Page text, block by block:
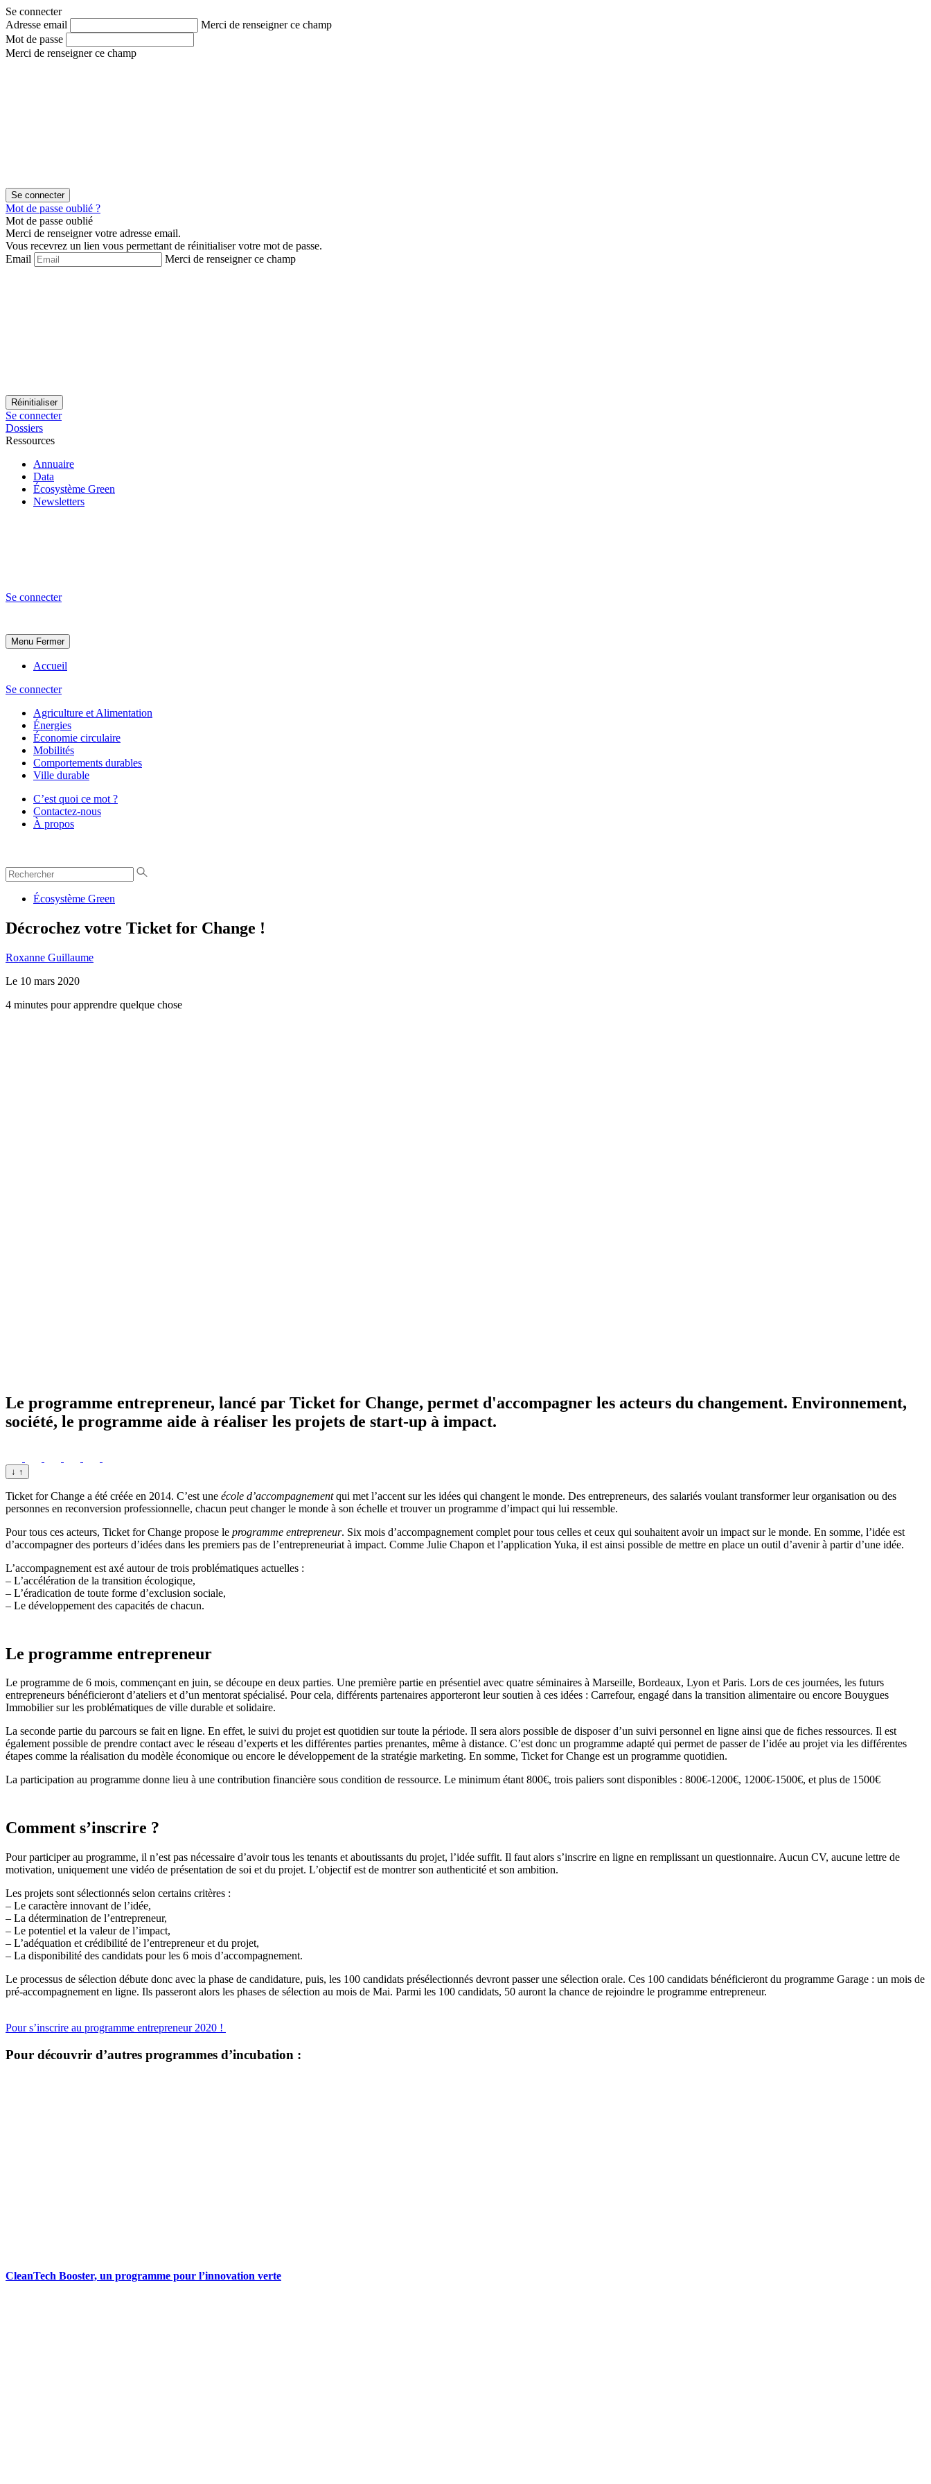
Aller
au
contenu
Aller
au
menu
Se connecter
Adresse email
Merci de renseigner ce champ
Mot de passe
Merci de renseigner ce champ
Mot de passe oublié ?
Mot de passe oublié
Merci de renseigner votre adresse email.
Vous recevrez un lien vous permettant de réinitialiser votre mot de passe.
Email
Merci de renseigner ce champ
Se connecter
Dossiers
Ressources
Annuaire
Data
Écosystème Green
Newsletters
Se connecter
Menu Fermer
Accueil
Se connecter
Agriculture et Alimentation
Énergies
Économie circulaire
Mobilités
Comportements durables
Ville durable
C’est quoi ce mot ?
Contactez-nous
À propos
Écosystème Green
Décrochez votre Ticket for Change !
Roxanne Guillaume
Le 10 mars 2020
4 minutes pour apprendre quelque chose
Le programme entrepreneur, lancé par Ticket for Change, permet d'accompagner les acteurs du changement. Environnement,
société, le programme aide à réaliser les projets de start-up à impact.
↓ ↑
Ticket for Change a été créée en 2014. C’est une école d’accompagnementqui met l’accent sur les idées qui changent le monde. Des entrepreneurs, des salariés voulant transformer leur organisation ou des
personnes en reconversion professionnelle, chacun peut changer le monde à son échelle et trouver un programme d’impact qui lui ressemble.
Pour tous ces acteurs, Ticket for Change propose le programme entrepreneur. Six mois d’accompagnement complet pour tous celles et ceux qui souhaitent avoir un impact sur le monde. En somme, l’idée est
d’accompagner des porteurs d’idées dans les premiers pas de l’entrepreneuriat à impact. Comme Julie Chapon et l’application Yuka, il est ainsi possible de mettre en place un outil d’avenir à partir d’une idée.
L’accompagnement est axé autour de trois problématiques actuelles :
– L’accélération de la transition écologique,
– L’éradication de toute forme d’exclusion sociale,
– Le développement des capacités de chacun.
Le programme entrepreneur
Le programme de 6 mois, commençant en juin, se découpe en deux parties. Une première partie en présentiel avec quatre séminaires à Marseille, Bordeaux, Lyon et Paris. Lors de ces journées, les futurs
entrepreneurs bénéficieront d’ateliers et d’un mentorat spécialisé. Pour cela, différents partenaires apporteront leur soutien à ces idées : Carrefour, engagé dans la transition alimentaire ou encore Bouygues
Immobilier sur les problématiques de ville durable et solidaire.
La seconde partie du parcours se fait en ligne. En effet, le suivi du projet est quotidien sur toute la période. Il sera alors possible de disposer d’un suivi personnel en ligne ainsi que de fiches ressources. Il est
également possible de prendre contact avec le réseau d’experts et les différentes parties prenantes, même à distance. C’est donc un programme adapté qui permet de passer de l’idée au projet via les différentes
étapes comme la réalisation du modèle économique ou encore le développement de la stratégie marketing. En somme, Ticket for Change est un programme quotidien.
La participation au programme donne lieu à une contribution financière sous condition de ressource. Le minimum étant 800€, trois paliers sont disponibles : 800€-1200€, 1200€-1500€, et plus de 1500€
Comment s’inscrire ?
Pour participer au programme, il n’est pas nécessaire d’avoir tous les tenants et aboutissants du projet, l’idée suffit. Il faut alors s’inscrire en ligne en remplissant un questionnaire. Aucun CV, aucune lettre de
motivation, uniquement une vidéo de présentation de soi et du projet. L’objectif est de montrer son authenticité et son ambition.
Les projets sont sélectionnés selon certains critères :
– Le caractère innovant de l’idée,
– La détermination de l’entrepreneur,
– Le potentiel et la valeur de l’impact,
– L’adéquation et crédibilité de l’entrepreneur et du projet,
– La disponibilité des candidats pour les 6 mois d’accompagnement.
Le processus de sélection débute donc avec la phase de candidature, puis, les 100 candidats présélectionnés devront passer une sélection orale. Ces 100 candidats bénéficieront du programme Garage : un mois de
pré-accompagnement en ligne. Ils passeront alors les phases de sélection au mois de Mai. Parmi les 100 candidats, 50 auront la chance de rejoindre le programme entrepreneur.
Pour s’inscrire au programme entrepreneur 2020 !
Pour découvrir d’autres programmes d’incubation :
CleanTech Booster, un programme pour l’innovation verte